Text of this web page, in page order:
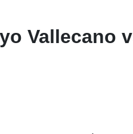
Vallecano